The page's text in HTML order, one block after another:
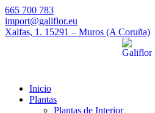
665 700 783
import@galiflor.eu
Xalfas, 1. 15291 – Muros (A Coruña)
Inicio
Plantas
Plantas de Interior